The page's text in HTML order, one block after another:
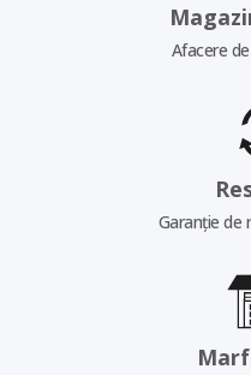
Afacere
Garanție de